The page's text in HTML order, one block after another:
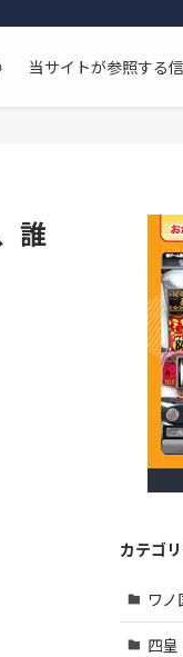
し、断片的な情報で
当サイトが参照する
誰
カテゴ
ワ
四